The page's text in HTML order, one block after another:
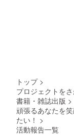
トップ >
プロジェクトを
書籍・雑誌出版 >
頑張るあなたを
たい！ >
活動報告一覧